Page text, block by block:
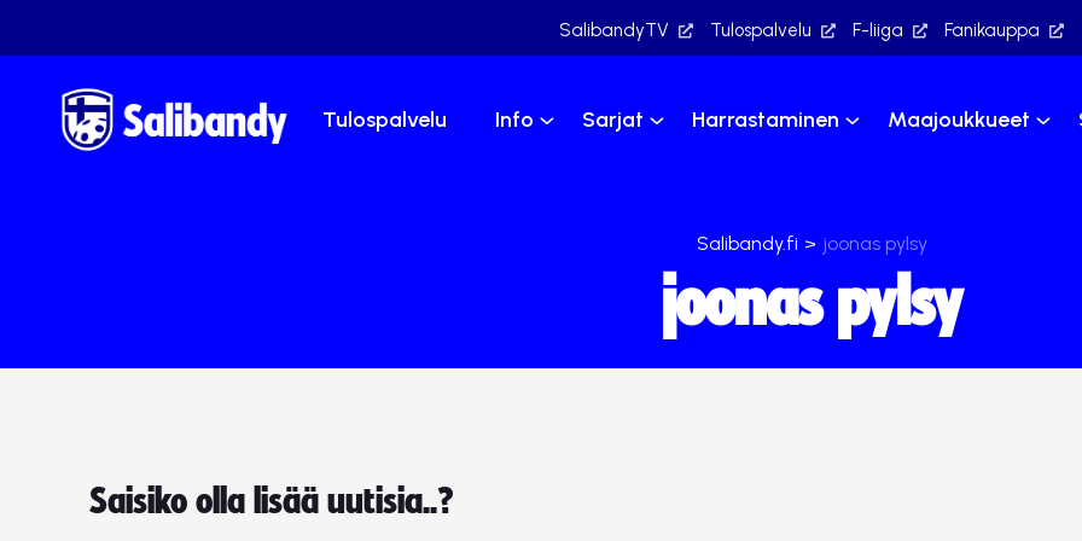
SalibandyTV Tulospalvelu F-liiga Fanikauppa
Tulospalvelu Info Sarjat Harrastaminen Maajoukkueet
Salibandy.fi > joonas pylsy
joonas pylsy
Saisiko olla lisää uutisia..?